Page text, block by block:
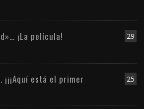
29
¡La película!
25
¡¡¡Aquí está el primer